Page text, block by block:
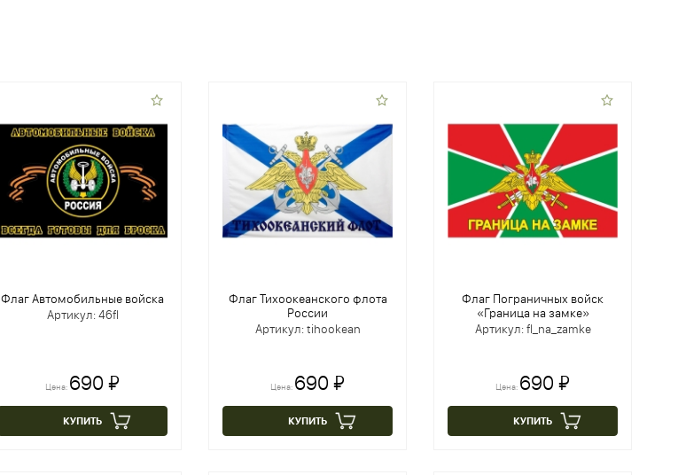
Флаг Автомобильные войска
Артикул: 46fl
Цена: 690 ₽
КУПИТЬ
Флаг Тихоокеанского флота
России
Артикул: tihookean
Цена: 690 ₽
КУПИТЬ
Флаг Пограничных войск
«Граница на замке»
Артикул: fl_na_zamke
Цена: 690 ₽
КУПИТЬ